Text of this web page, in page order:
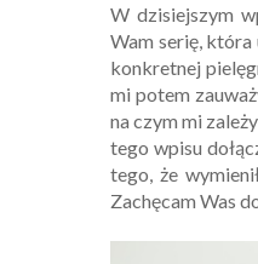
W dzisiejszym
Wam serię, która
konkretnej
mi potem
na czym mi
tego wpisu
tego, że
Zachęcam Was